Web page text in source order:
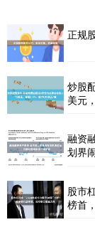
正规
炒股
美元
融资
划界
股市
榜首